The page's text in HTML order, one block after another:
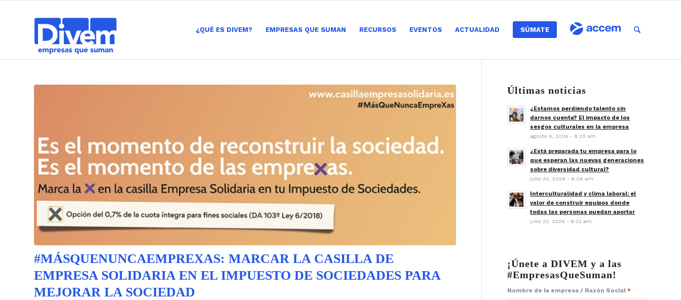
¿QUÉ ES DIVEM? EMPRESAS QUE SUMAN RECURSOS EVENTOS ACTUALIDAD SÚMATE
#MÁSQUENUNCAEMPREXAS: MARCAR LA CASILLA DE
EMPRESA SOLIDARIA EN EL IMPUESTO DE SOCIEDADES PARA
MEJORAR LA SOCIEDAD
Últimas noticias
¿Estamos perdiendo talento sin
darnos cuenta? El impacto de los
sesgos culturales en la empresa
agosto 6, 2026 - 8:20 am
¿Está preparada tu empresa para lo
que esperan las nuevas generaciones
sobre diversidad cultural?
julio 30, 2026 - 8:06 am
Interculturalidad y clima laboral: el
valor de construir equipos donde
todas las personas puedan aportar
julio 23, 2026 - 8:22 am
¡Únete a DIVEM y a las
#EmpresasQueSuman!
Nombre de la empresa / Razón Social